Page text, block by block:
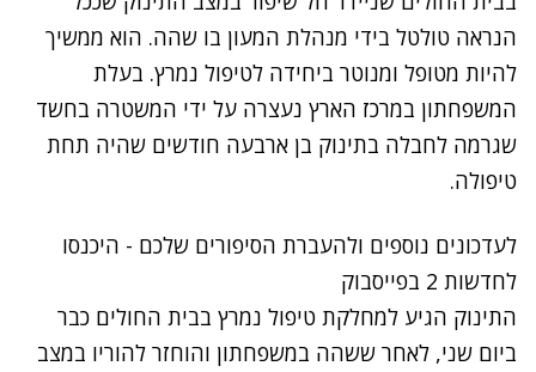
הנראה טולטל בידי מנהלת המעון בו שהה. הוא ממשיך
להיות מטופל ומנוטר ביחידה לטיפול נמרץ. בעלת
המשפחתון במרכז הארץ נעצרה על ידי המשטרה בחשד
שגרמה לחבלה בתינוק בן ארבעה חודשים שהיה תחת
טיפולה.
לעדכונים נוספים ולהעברת הסיפורים שלכם - היכנסו
לחדשות 2 בפייסבוק
התינוק הגיע למחלקת טיפול נמרץ בבית החולים כבר
ביום שני, לאחר ששהה במשפחתון והוחזר להוריו במצב